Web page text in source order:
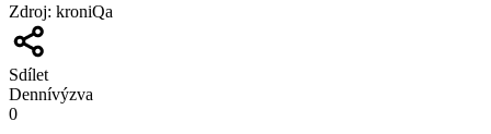
Zdroj: kroniQa
Sdílet
Dennívýzva
0